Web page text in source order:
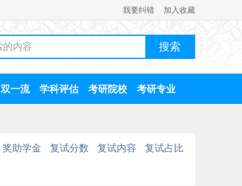
我要纠错 加入收藏
双一流 学科评估 考研院校 考研专业
奖助学金 复试分数 复试内容
复试占比